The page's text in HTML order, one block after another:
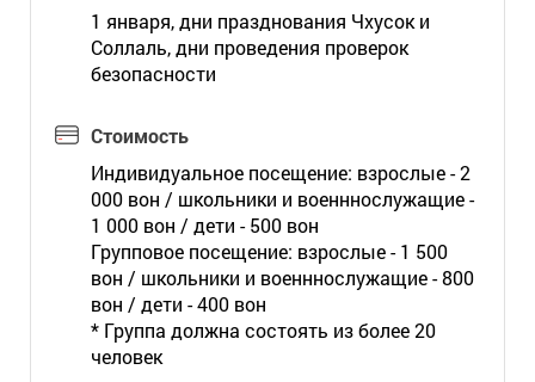
1 января, дни празднования Чхусок и
Соллаль, дни проведения проверок
безопасности
Стоимость
Индивидуальное посещение: взрослые - 2
000 вон / школьники и военннослужащие -
1 000 вон / дети - 500 вон
Групповое посещение: взрослые - 1 500
вон / школьники и военннослужащие - 800
вон / дети - 400 вон
* Группа должна состоять из более 20
человек